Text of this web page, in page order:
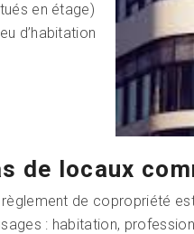
en étage)
d’habitation
de locaux
de copropriété
: habitation,